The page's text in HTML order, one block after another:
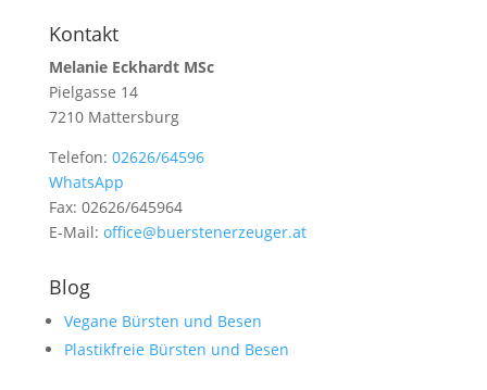
Kontakt
Melanie Eckhardt MSc
Pielgasse 14
7210 Mattersburg
Telefon: 02626/64596
WhatsApp
Fax: 02626/645964
E-Mail: office@buerstenerzeuger.at
Blog
Vegane Bürsten und Besen
Plastikfreie Bürsten und Besen